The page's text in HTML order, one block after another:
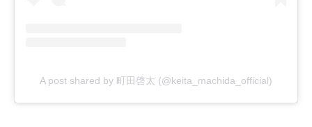
A post shared by 町田啓太 (@keita_machida_official)